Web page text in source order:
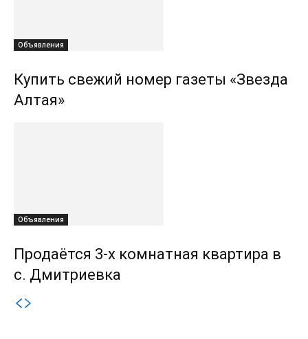
Объявления
Купить свежий номер газеты «Звезда
Алтая»
Объявления
Продаётся 3-х комнатная квартира в
с. Дмитриевка